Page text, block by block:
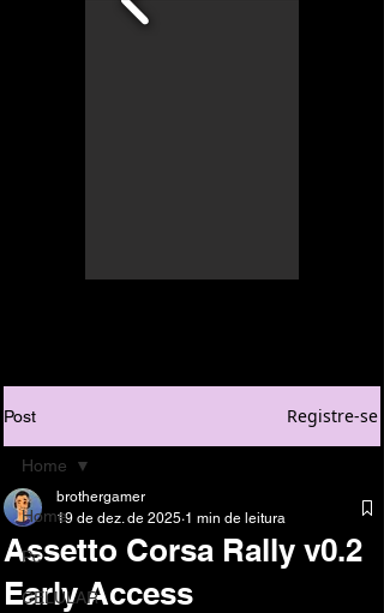
Post Registre-se
Home
Pc
CELULAR
Home
Assetto Corsa Rally v0.2
Early Access
brothergamer
19 de dez. de 2025 1 min de leitura